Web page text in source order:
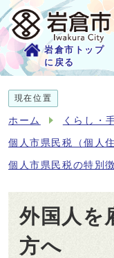
岩倉市トップ
に戻る
現在位置
ホーム くらし・
個人市県民税（個人
個人市県民税の特別
外国人を
方へ